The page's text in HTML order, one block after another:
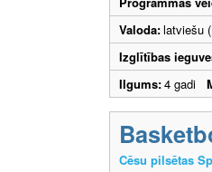
Valoda:latviešu
Izglītības
Ilgums:4 gadi
Cēsu pilsētas